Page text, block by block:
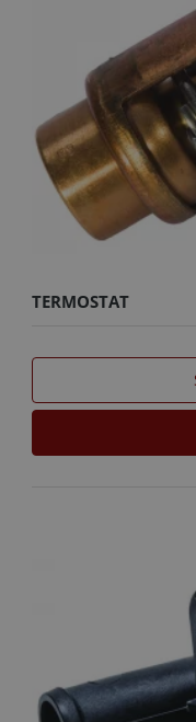
TERMOSTAT